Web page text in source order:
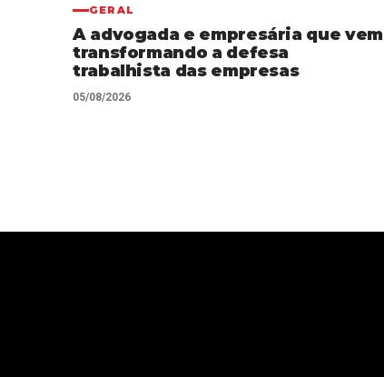
GERAL
A advogada e empresária que vem
transformando a defesa
trabalhista das empresas
05/08/2026